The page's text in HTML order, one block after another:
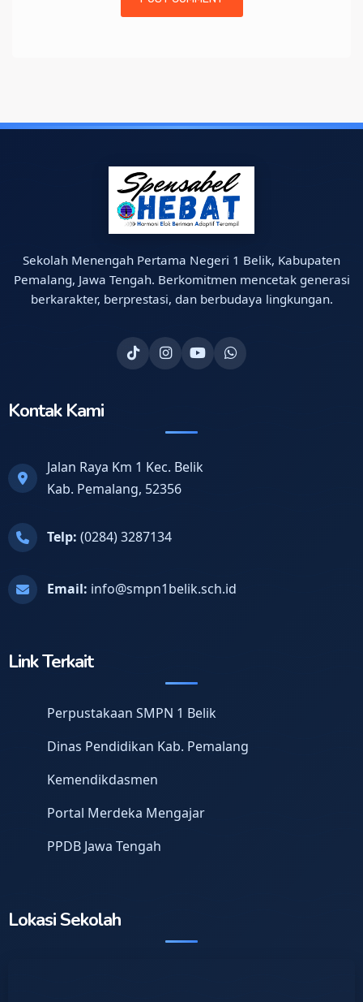
Sekolah Menengah Pertama Negeri 1 Belik, Kabupaten
Pemalang, Jawa Tengah. Berkomitmen mencetak generasi
berkarakter, berprestasi, dan berbudaya lingkungan.
Kontak Kami
Jalan Raya Km 1 Kec. Belik
Kab. Pemalang, 52356
Telp: (0284) 3287134
Email: info@smpn1belik.sch.id
Link Terkait
Perpustakaan SMPN 1 Belik
Dinas Pendidikan Kab. Pemalang
Kemendikdasmen
Portal Merdeka Mengajar
PPDB Jawa Tengah
Lokasi Sekolah